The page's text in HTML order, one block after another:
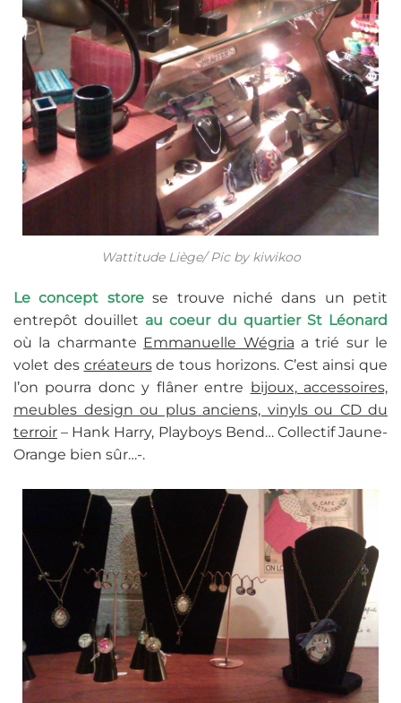
Wattitude Liège/ Pic by kiwikoo
Le concept storese trouve niché dans un petit
entrepôt douillet au coeur du quartier St Léonard
où la charmante Emmanuelle Wégria a trié sur le
volet des créateursde tous horizons. C’est ainsi que
l’on pourra donc y flâner entre bijoux, accessoires,
meubles design ou plus anciens, vinyls ou CD du
terroir – Hank Harry, Playboys Bend… Collectif Jaune-
Orange bien sûr…-.